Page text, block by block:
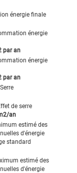
énergie finale
énergie
par an
énergie
par an
de serre
an
estimé des
d'énergie
standard
estimé des
d'énergie